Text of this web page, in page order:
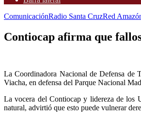
ComunicaciónRadio Santa CruzRed
Contiocap afirma que
La Coordinadora Nacional de Defensa de
Viacha, en defensa del Parque Nacional
La vocera del Contiocap y lidereza de los
natural, advirtió que esto puede vulnerar